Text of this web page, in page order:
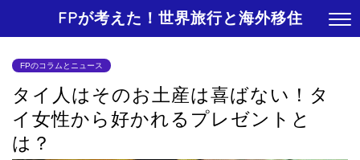
FPが考えた！世界旅行と海外移住
FPのコラムとニュース
タイ人はそのお土産は喜ばない！タ
イ女性から好かれるプレゼントと
は？